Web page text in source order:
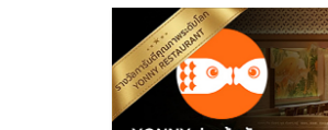
ที่
ปรึกษา